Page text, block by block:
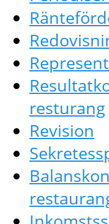
resturang
Revision